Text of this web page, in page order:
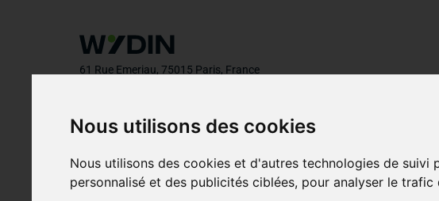
Nous utilisons des cookies
Nous utilisons des cookies et d'autres technologies de
personnalisé et des publicités ciblées, pour analyser le
61 Rue Emeriau, 75015 Paris, France